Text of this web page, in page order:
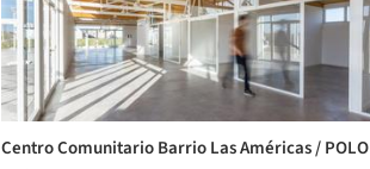
Centro Comunitario Barrio Las Américas / POLO